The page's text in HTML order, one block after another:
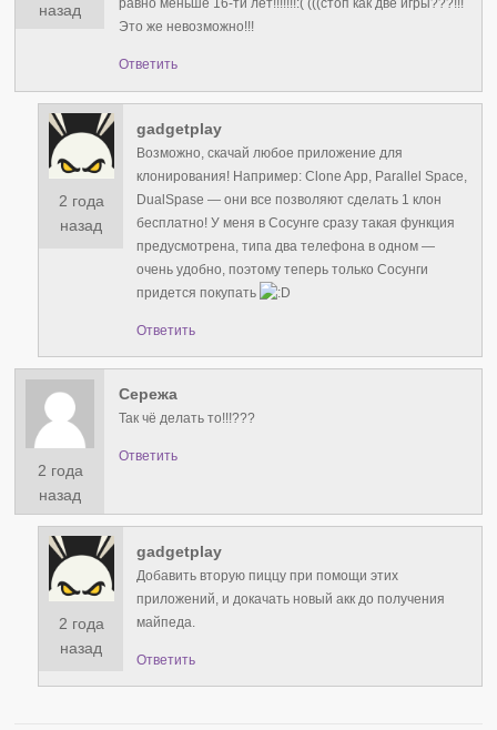
назад
равно меньше 16-ти лет!!!!!!!:( (((стоп как две игры???!!!
Это же невозможно!!!
Ответить
2 года
назад
gadgetplay
Возможно, скачай любое приложение для
клонирования! Например: Clone App, Parallel Space,
DualSpase — они все позволяют сделать 1 клон
бесплатно! У меня в Сосунге сразу такая функция
предусмотрена, типа два телефона в одном —
очень удобно, поэтому теперь только Сосунги
придется покупать
Ответить
2 года
назад
Сережа
Так чё делать то!!!???
Ответить
2 года
назад
gadgetplay
Добавить вторую пиццу при помощи этих
приложений, и докачать новый акк до получения
майпеда.
Ответить